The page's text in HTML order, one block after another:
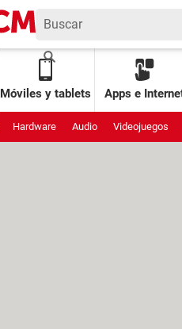
Móviles y tablets Apps e
Hardware Audio Videojuegos